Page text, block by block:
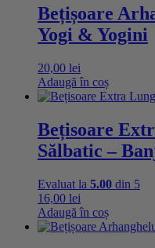
Bețișoare
Yogi & Yogini
20,00 lei
Adaugă în coș
Bețisoare
Sălbatic –
Evaluat la 5.00 din 5
16,00 lei
Adaugă în coș